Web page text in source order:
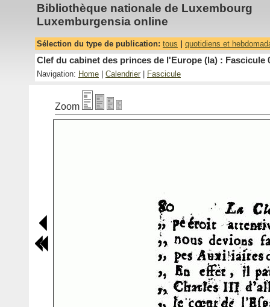
Bibliothèque nationale de Luxembourg
Luxemburgensia online
Sélection du type de publication: tous quotidiens et
Clef du cabinet des princes de l'Europe (la) : Fascicule
Navigation: Home Calendrier Fascicule
Zoom